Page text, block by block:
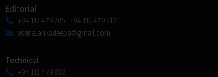
Editorial
+94 112 479 205, +94 112 479 212
esenalankadeepa@gmail.com
Technical
+94 112 479 882